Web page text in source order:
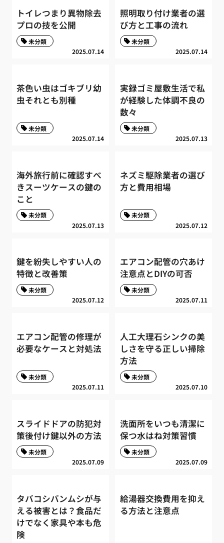
トイレつまり異物除去
プロの技を公開
2025.07.14
未分類
照明取り付け業者の選
び方と工事の流れ
2025.07.14
未分類
茶色い虫はゴキブリ幼
虫それとも別種
2025.07.14
未分類
実録ゴミ屋敷生活で私
が経験した体調不良の
数々
2025.07.13
未分類
海外旅行前に確認すべ
きスーツケースの鍵の
こと
2025.07.13
未分類
ネズミ駆除業者の選び
方と費用相場
2025.07.12
未分類
鍵を紛失しやすい人の
特徴と改善策
2025.07.12
未分類
エアコン配管の穴あけ
注意点とDIYの可否
2025.07.11
未分類
エアコン配管の修理が
必要なケースと対処法
2025.07.11
未分類
人工大理石シンクの美
しさを守る正しい掃除
方法
2025.07.10
未分類
スライドドアの防犯対
策後付け鍵以外の方法
2025.07.09
未分類
洗面所をいつも清潔に
保つ水はね対策習慣
2025.07.09
未分類
タバコシバンムシが与
える被害とは？食品だ
けでなく家具や本も危
険
給湯器交換費用を抑え
る方法と注意点